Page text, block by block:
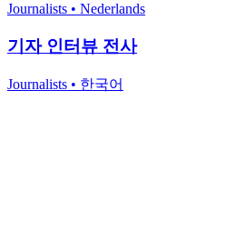
Journalists • Nederlands
기자 인터뷰 전사
Journalists • 한국어